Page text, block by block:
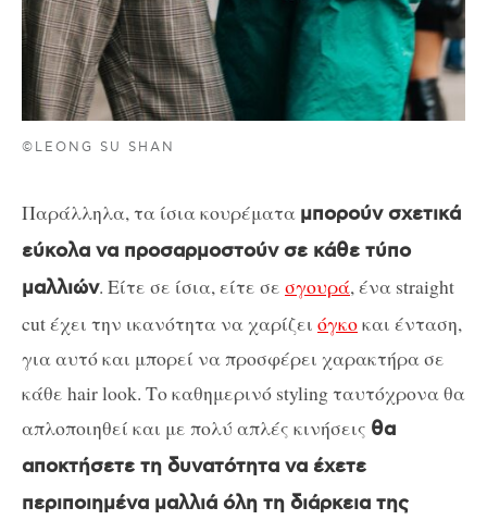
©LEONG SU SHAN
Παράλληλα, τα ίσια κουρέματα μπορούν σχετικά
εύκολα να προσαρμοστούν σε κάθε τύπο
μαλλιών. Είτε σε ίσια, είτε σε σγουρά, ένα straight
cut έχει την ικανότητα να χαρίζει όγκοκαι ένταση,
για αυτό και μπορεί να προσφέρει χαρακτήρα σε
κάθε hair look. Το καθημερινό styling ταυτόχρονα θα
απλοποιηθεί και με πολύ απλές κινήσεις θα
αποκτήσετε τη δυνατότητα να έχετε
περιποιημένα μαλλιά όλη τη διάρκεια της